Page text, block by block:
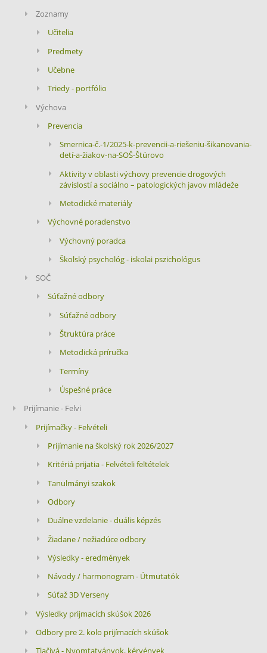
Zoznamy
Učitelia
Predmety
Učebne
Triedy - portfólio
Výchova
Prevencia
Smernica-č.-1/2025-k-prevencii-a-riešeniu-šikanovania-
detí-a-žiakov-na-SOŠ-Štúrovo
Aktivity v oblasti výchovy prevencie drogových
závislostí a sociálno – patologických javov mládeže
Metodické materiály
Výchovné poradenstvo
Výchovný poradca
Školský psychológ - iskolai pszichológus
SOČ
Súťažné odbory
Súťažné odbory
Štruktúra práce
Metodická príručka
Termíny
Úspešné práce
Prijímanie - Felvi
Prijímačky - Felvételi
Prijímanie na školský rok 2026/2027
Kritériá prijatia - Felvételi feltételek
Tanulmányi szakok
Odbory
Duálne vzdelanie - duális képzés
Žiadane / nežiadúce odbory
Výsledky - eredmények
Návody / harmonogram - Útmutatók
Súťaž 3D Verseny
Výsledky prijmacích skúšok 2026
Odbory pre 2. kolo prijímacích skúšok